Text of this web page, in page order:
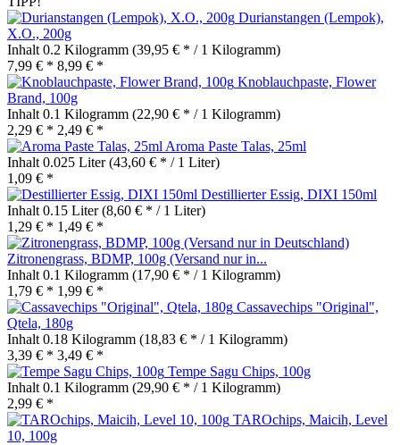
Durianstangen (Lempok),
X.O., 200g
Inhalt 0.2 Kilogramm (39,95 € * / 1 Kilogramm)
7,99 € * 8,99 € *
Knoblauchpaste, Flower
Brand, 100g
Inhalt 0.1 Kilogramm (22,90 € * / 1 Kilogramm)
2,29 € * 2,49 € *
Aroma Paste Talas, 25ml
Inhalt 0.025 Liter(43,60 € * / 1 Liter)
1,09 € *
Destillierter Essig, DIXI 150ml
Inhalt 0.15 Liter(8,60 € * / 1 Liter)
1,29 € * 1,49 € *
Zitronengrass, BDMP, 100g (Versand nur in...
Inhalt 0.1 Kilogramm (17,90 € * / 1 Kilogramm)
1,79 € * 1,99 € *
Cassavechips "Original",
Qtela, 180g
Inhalt 0.18 Kilogramm (18,83 € * / 1 Kilogramm)
3,39 € * 3,49 € *
Tempe Sagu Chips, 100g
Inhalt 0.1 Kilogramm (29,90 € * / 1 Kilogramm)
2,99 € *
TAROchips, Maicih, Level
10, 100g